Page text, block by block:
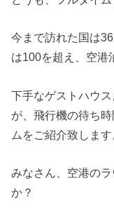
今まで訪れた国は
は100を超え、空港
下手なゲストハウ
が、飛行機の待ち
ムをご紹介致します
みなさん、空港の
か？